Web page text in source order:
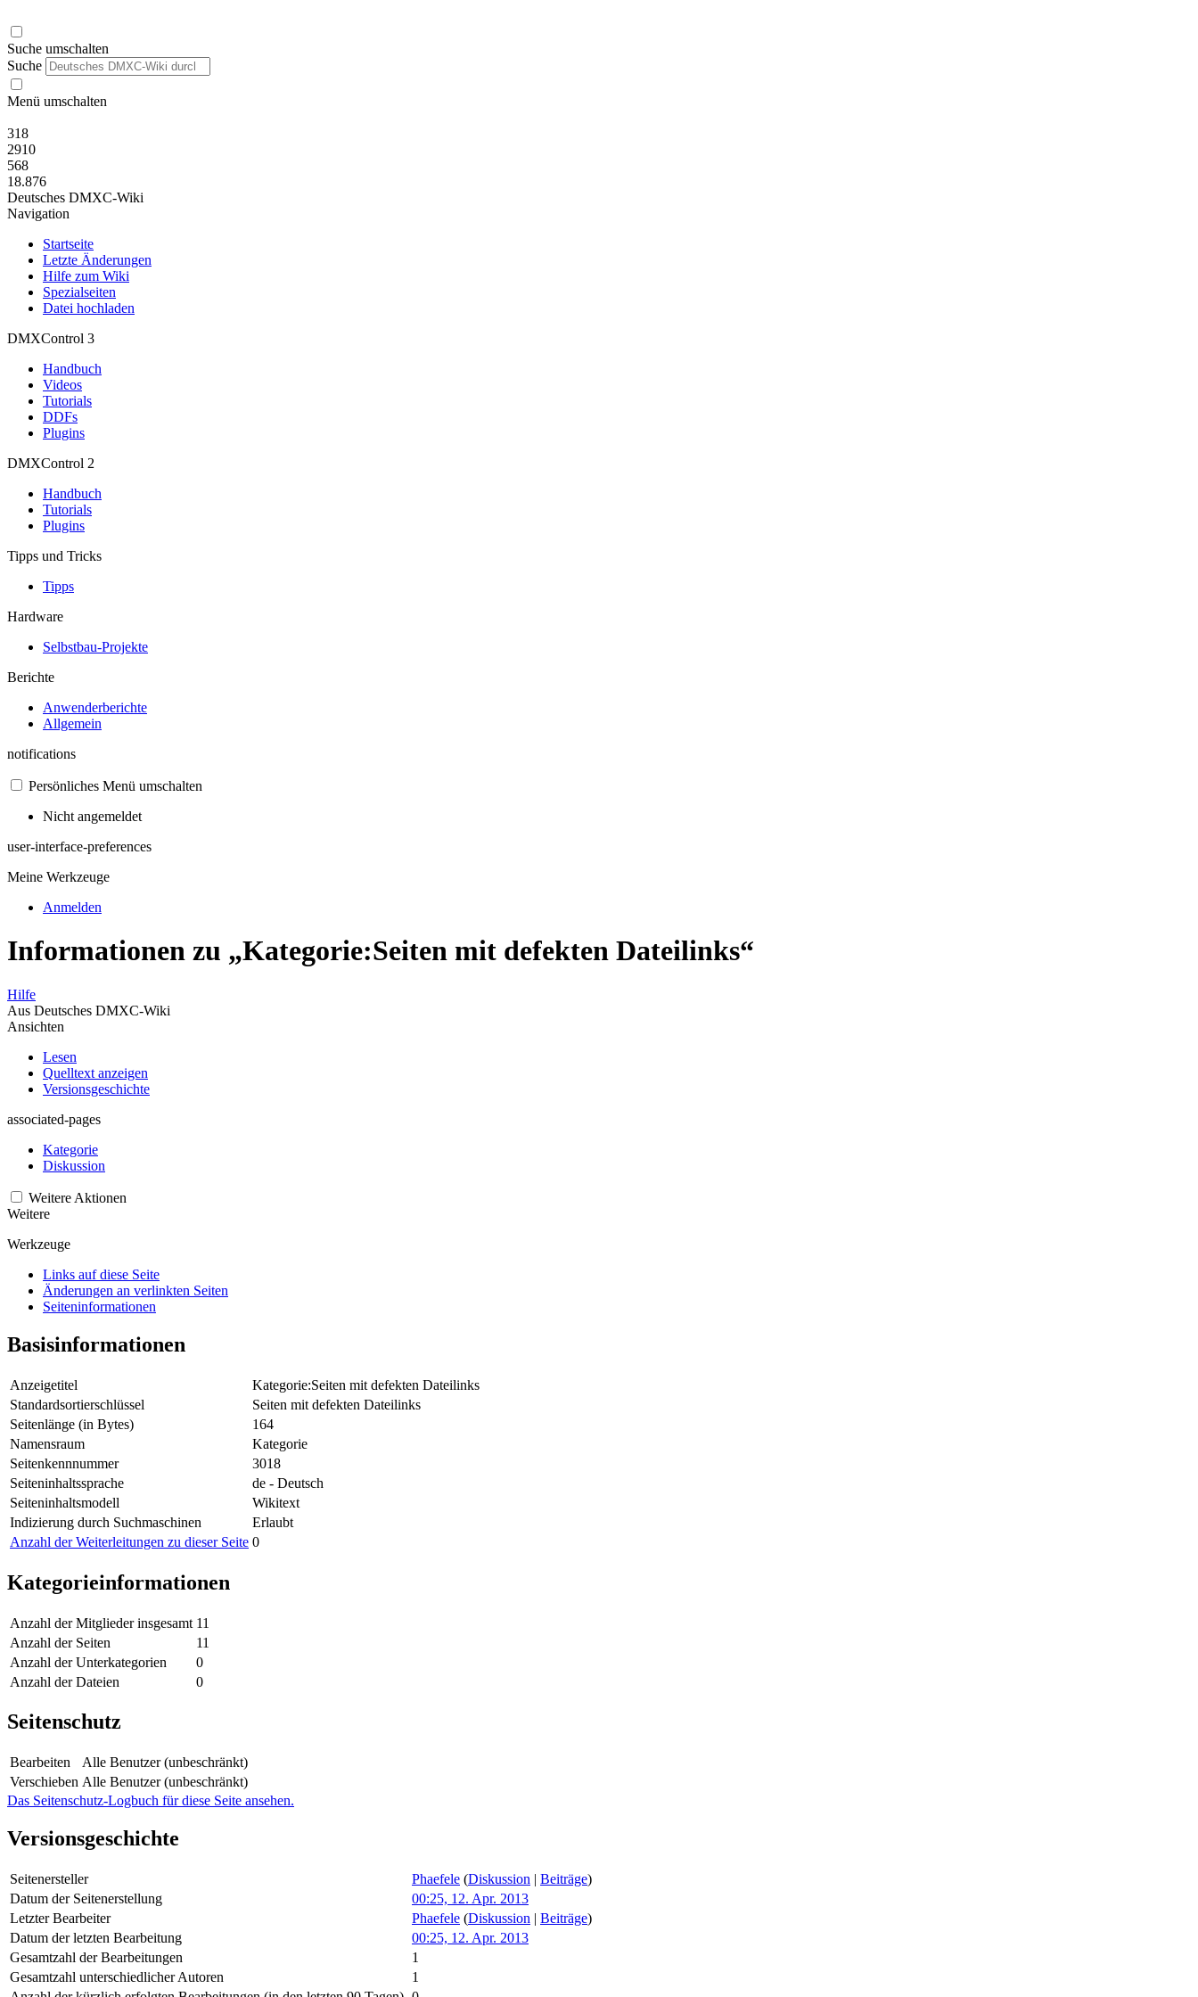
Suche umschalten
Suche
Menü umschalten
318
2910
568
18.876
Deutsches DMXC-Wiki
Navigation
Startseite
Letzte Änderungen
Hilfe zum Wiki
Spezialseiten
Datei hochladen
DMXControl 3
Handbuch
Videos
Tutorials
DDFs
Plugins
DMXControl 2
Handbuch
Tutorials
Plugins
Tipps und Tricks
Tipps
Hardware
Selbstbau-Projekte
Berichte
Anwenderberichte
Allgemein
notifications
Persönliches Menü umschalten
Nicht angemeldet
user-interface-preferences
Meine Werkzeuge
Anmelden
Informationen zu „Kategorie:Seiten mit defekten Dateilinks“
Hilfe
Aus Deutsches DMXC-Wiki
Ansichten
Lesen
Quelltext anzeigen
Versionsgeschichte
associated-pages
Kategorie
Diskussion
Weitere Aktionen
Weitere
Werkzeuge
Links auf diese Seite
Änderungen an verlinkten Seiten
Seiten­­informationen
Basisinformationen
Anzeigetitel
Kategorie:Seiten mit defekten Dateilinks
Standardsortierschlüssel
Seiten mit defekten Dateilinks
Seitenlänge (in Bytes)
164
Namensraum
Kategorie
Seitenkennnummer
3018
Seiteninhaltssprache
de - Deutsch
Seiteninhaltsmodell
Wikitext
Indizierung durch Suchmaschinen
Erlaubt
Anzahl der Weiterleitungen zu dieser Seite 0
Kategorieinformationen
Anzahl der Mitglieder insgesamt 11
Anzahl der Seiten
11
Anzahl der Unterkategorien
0
Anzahl der Dateien
0
Seitenschutz
Bearbeiten
Alle Benutzer (unbeschränkt)
Verschieben Alle Benutzer (unbeschränkt)
Das Seitenschutz-Logbuch für diese Seite ansehen.
Versionsgeschichte
Seitenersteller Phaefele (Diskussion | Beiträge)
Datum der Seitenerstellung
00:25, 12. Apr. 2013
Letzter Bearbeiter
Phaefele (Diskussion | Beiträge)
Datum der letzten Bearbeitung
00:25, 12. Apr. 2013
Gesamtzahl der Bearbeitungen
1
Gesamtzahl unterschiedlicher Autoren
1